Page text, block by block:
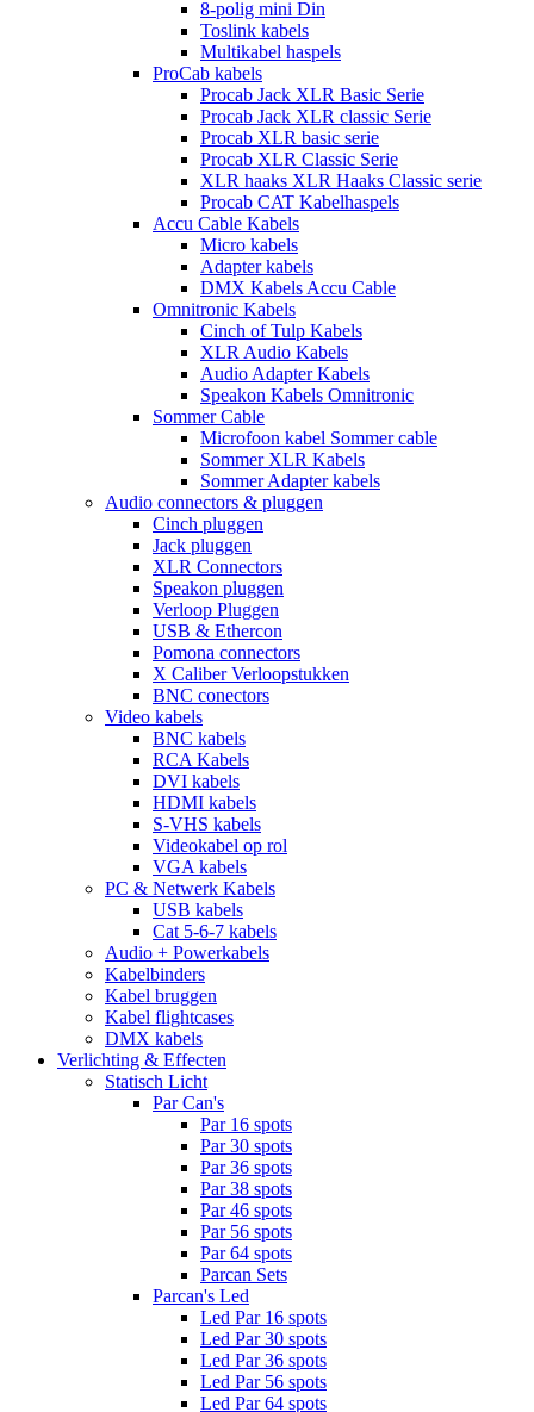
8-polig mini Din
Toslink kabels
Multikabel haspels
ProCab kabels
Procab Jack XLR Basic Serie
Procab Jack XLR classic Serie
Procab XLR basic serie
Procab XLR Classic Serie
XLR haaks XLR Haaks Classic serie
Procab CAT Kabelhaspels
Accu Cable Kabels
Micro kabels
Adapter kabels
DMX Kabels Accu Cable
Omnitronic Kabels
Cinch of Tulp Kabels
XLR Audio Kabels
Audio Adapter Kabels
Speakon Kabels Omnitronic
Sommer Cable
Microfoon kabel Sommer cable
Sommer XLR Kabels
Sommer Adapter kabels
Audio connectors & pluggen
Cinch pluggen
Jack pluggen
XLR Connectors
Speakon pluggen
Verloop Pluggen
USB & Ethercon
Pomona connectors
X Caliber Verloopstukken
BNC conectors
Video kabels
BNC kabels
RCA Kabels
DVI kabels
HDMI kabels
S-VHS kabels
Videokabel op rol
VGA kabels
PC & Netwerk Kabels
USB kabels
Cat 5-6-7 kabels
Audio + Powerkabels
Kabelbinders
Kabel bruggen
Kabel flightcases
DMX kabels
Verlichting & Effecten
Statisch Licht
Par Can's
Par 16 spots
Par 30 spots
Par 36 spots
Par 38 spots
Par 46 spots
Par 56 spots
Par 64 spots
Parcan Sets
Parcan's Led
Led Par 16 spots
Led Par 30 spots
Led Par 36 spots
Led Par 56 spots
Led Par 64 spots